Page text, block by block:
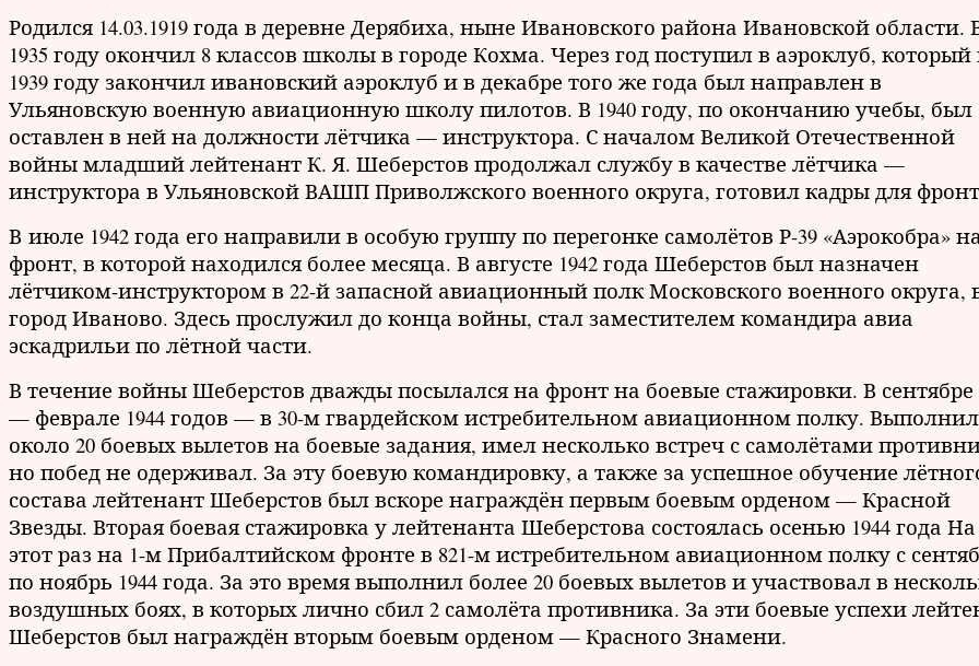
Родился 14.03.1919 года в деревне Дерябиха, ныне Ивановского района Ивановской области.
1935 году окончил 8 классов школы в городе Кохма. Через год поступил в аэроклуб, который
1939 году закончил ивановский аэроклуб и в декабре того же года был направлен в
Ульяновскую военную авиационную школу пилотов. В 1940 году, по окончанию учебы, был
оставлен в ней на должности лётчика — инструктора. С началом Великой Отечественной
войны младший лейтенант К. Я. Шеберстов продолжал службу в качестве лётчика —
инструктора в Ульяновской ВАШП Приволжского военного округа, готовил кадры для
В июле 1942 года его направили в особую группу по перегонке самолётов Р-39 «Аэрокобра»
фронт, в которой находился более месяца. В августе 1942 года Шеберстов был назначен
лётчиком-инструктором в 22-й запасной авиационный полк Московского военного округа,
город Иваново. Здесь прослужил до конца войны, стал заместителем командира авиа
эскадрильи по лётной части.
В течение войны Шеберстов дважды посылался на фронт на боевые стажировки. В сентябре
— феврале 1944 годов — в 30-м гвардейском истребительном авиационном полку. Выполнил
около 20 боевых вылетов на боевые задания, имел несколько встреч с самолётами
но побед не одерживал. За эту боевую командировку, а также за успешное обучение
состава лейтенант Шеберстов был вскоре награждён первым боевым орденом — Красной
Звезды. Вторая боевая стажировка у лейтенанта Шеберстова состоялась осенью 1944 года На
этот раз на 1-м Прибалтийском фронте в 821-м истребительном авиационном полку с
по ноябрь 1944 года. За это время выполнил более 20 боевых вылетов и участвовал в
воздушных боях, в которых лично сбил 2 самолёта противника. За эти боевые успехи
Шеберстов был награждён вторым боевым орденом — Красного Знамени.